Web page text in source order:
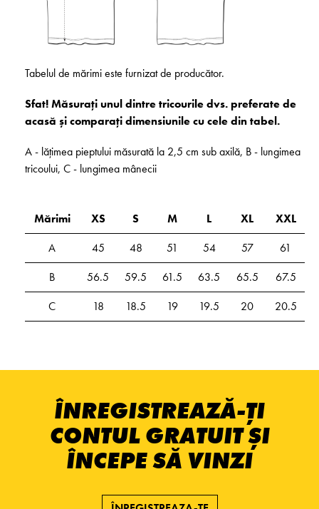
Tabelul de mărimi este furnizat de producător.
Sfat! Măsurați unul dintre tricourile dvs. preferate de
acasă și comparați dimensiunile cu cele din tabel.
A - lățimea pieptului măsurată la 2,5 cm sub axilă, B - lungimea
tricoului, C - lungimea mânecii
Mărimi XS S M L XL
XXL
A
45 48 51 54 57
61
B
56.5 59.5 61.5 63.5 65.5
67.5
C
18 18.5 19 19.5 20 20.5
ÎNREGISTREAZĂ-ȚI
CONTUL GRATUIT ȘI
ÎNCEPE SĂ VINZI